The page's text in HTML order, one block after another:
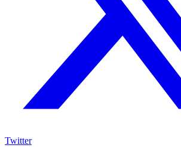
Twitter